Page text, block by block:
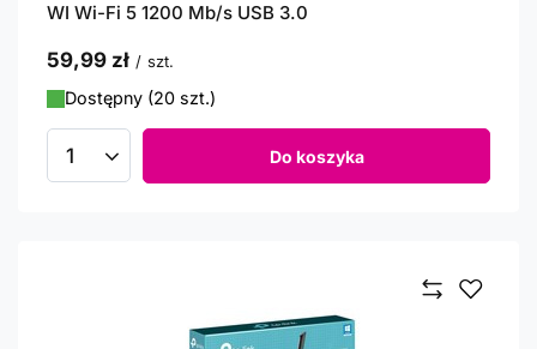
WI Wi-Fi 5 1200 Mb/s USB 3.0
59,99 zł / szt.
Dostępny (20 szt.)
Ilość produktów Do koszyka